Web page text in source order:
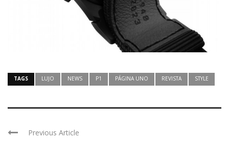
TAGS LUJO NEWS P1 PÁGINA UNO REVISTA STYLE
Previous Article